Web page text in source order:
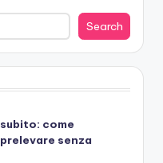
Search
come
senza